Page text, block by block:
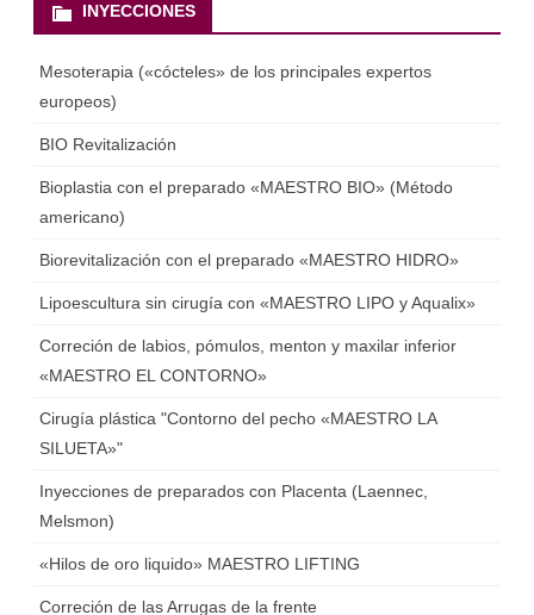
INYECCIONES
Mesoterapia («cócteles» de los principales expertos
europeos)
BIO Revitalización
Bioplastia con el preparado «MAESTRO BIO» (Método
americano)
Biorevitalización con el preparado «MAESTRO HIDRO»
Lipoescultura sin cirugía con «MAESTRO LIPO y Aqualix»
Correción de labios, pómulos, menton y maxilar inferior
«MAESTRO EL CONTORNO»
Cirugía plástica "Contorno del pecho «MAESTRO LA
SILUETA»"
Inyecciones de preparados con Placenta (Laennec,
Мelsmon)
«Hilos de oro liquido» MAESTRO LIFTING
Correción de las Arrugas de la frente